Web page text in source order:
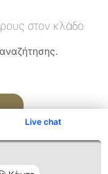
Live chat
στον κλάδο